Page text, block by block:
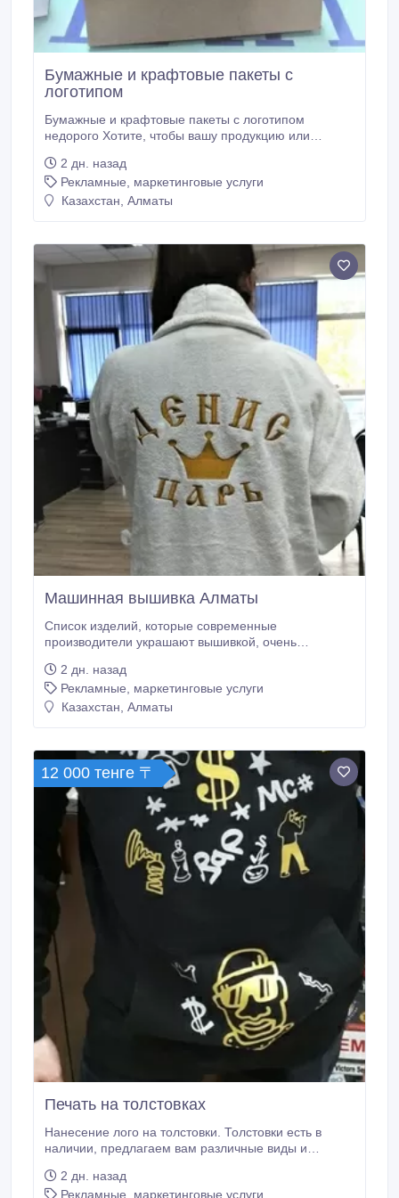
Бумажные и крафтовые пакеты с
логотипом
Бумажные и крафтовые пакеты с логотипом
недорого Хотите, чтобы вашу продукцию или
брендированные бумажные(мелованные) или
крафтовые пакеты? Звоните нам, мы вам поможем!
Производство находится в Алматы. Мы делаем
продукции.
2 дн. назад
Рекламные, маркетинговые услуги
Казахстан, Алматы
Машинная вышивка Алматы
Список изделий, которые современные
производители украшают вышивкой, очень
компания предлагает услуги вышивки
(брендирования) сувенирной продукции.
Занимаемся вышивкой промо сумок, спецодежды ,
толстовки, шарфы, сумки, одежда для промо акций.
2 дн. назад
Рекламные, маркетинговые услуги
Казахстан, Алматы
12 000 тенге 〒
Печать на толстовках
Нанесение лого на толстовки. Толстовки есть в
наличии, предлагаем вам различные виды и
размеры. Также печатаем на толстовках заказчика.
2 дн. назад
Рекламные, маркетинговые услуги